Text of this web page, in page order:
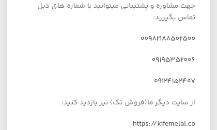
جهت مشاوره و پشتیبانی میتوانید با شماره های ذیل
تماس بگیرید:
00982188502500
09195352006
09124152407
از سایت دیگر ما(فروش تک) نیز بازدید کنید:
https://kifemelal.co